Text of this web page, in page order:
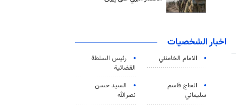
اخبار الشخصيات
الامام الخامنئي
رئیس السلطة
القضائیة
الحاج قاسم
سليماني
السيد حسن
نصرالله